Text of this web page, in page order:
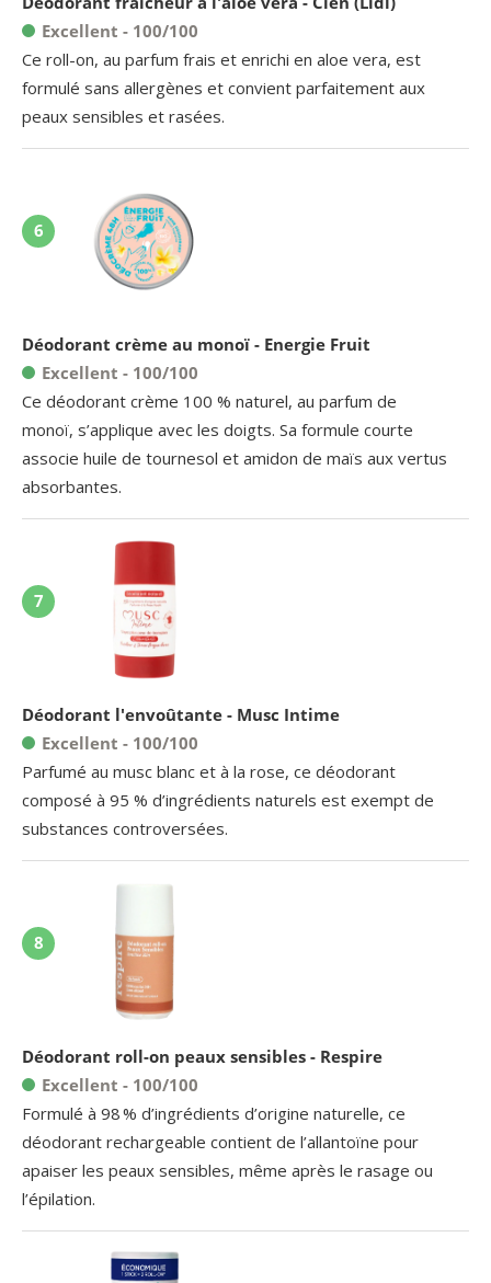
Excellent - 100/100
Ce roll-on, au parfum frais et enrichi en aloe vera, est
formulé sans allergènes et convient parfaitement aux
peaux sensibles et rasées.
6
Déodorant crème au monoï - Energie Fruit
Excellent - 100/100
Ce déodorant crème 100 % naturel, au parfum de
monoï, s’applique avec les doigts. Sa formule courte
associe huile de tournesol et amidon de maïs aux vertus
absorbantes.
7
Déodorant l'envoûtante - Musc Intime
Excellent - 100/100
Parfumé au musc blanc et à la rose, ce déodorant
composé à 95 % d’ingrédients naturels est exempt de
substances controversées.
8
Déodorant roll-on peaux sensibles - Respire
Excellent - 100/100
Formulé à 98 % d’ingrédients d’origine naturelle, ce
déodorant rechargeable contient de l’allantoïne pour
apaiser les peaux sensibles, même après le rasage ou
l’épilation.